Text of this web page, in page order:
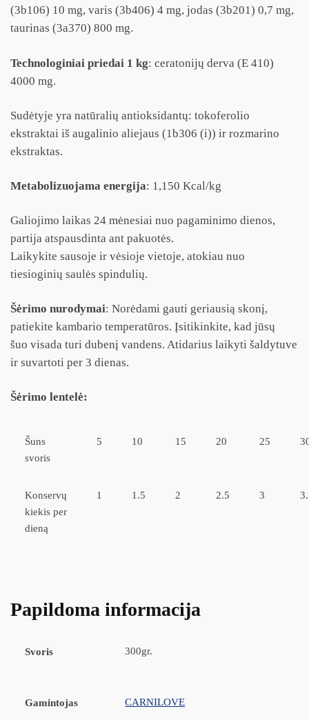
(3b106) 10 mg, varis (3b406) 4 mg, jodas (3b201) 0,7 mg,
taurinas (3a370) 800 mg.
Technologiniai priedai 1 kg: ceratonijų derva (E 410)
4000 mg.
Sudėtyje yra natūralių antioksidantų: tokoferolio
ekstraktai iš augalinio aliejaus (1b306 (i)) ir rozmarino
ekstraktas.
Metabolizuojama energija: 1,150 Kcal/kg
Galiojimo laikas 24 mėnesiai nuo pagaminimo dienos,
partija atspausdinta ant pakuotės.
Laikykite sausoje ir vėsioje vietoje, atokiau nuo
tiesioginių saulės spindulių.
Šėrimo nurodymai: Norėdami gauti geriausią skonį,
patiekite kambario temperatūros. Įsitikinkite, kad jūsų
šuo visada turi dubenį vandens. Atidarius laikyti šaldytuve
ir suvartoti per 3 dienas.
Šėrimo lentelė:
Šuns
svoris
5 10 15 20 25
Konservų
kiekis per
dieną
1 1.5 2 2.5 3
Papildoma informacija
Svoris 300gr.
Gamintojas CARNILOVE